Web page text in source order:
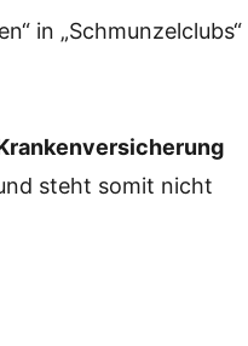
in „Schmunzelclubs“
steht somit nicht